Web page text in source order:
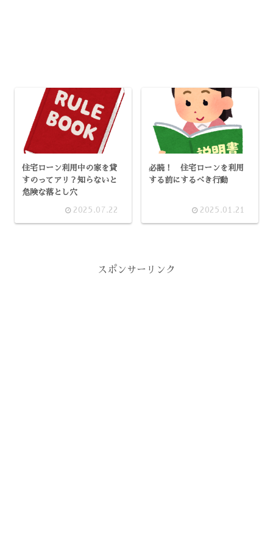
住宅ローン利用中の家を貸
すのってアリ？知らないと
危険な落とし穴
2025.07.22
必読！ 住宅ローンを利用
する前にするべき行動
2025.01.21
スポンサーリンク